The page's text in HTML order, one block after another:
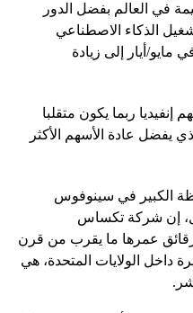
في العالم بفضل الدور
الذكاء الاصطناعي
مايو/أيار إلى زيادة
ربما يكون متقلبا
يفضل عادة الأسهم الأكثر
الكبير في سينوفوس
إن شركة تكساس
عمرها ما يقرب من قرن
داخل الولايات المتحدة، هي